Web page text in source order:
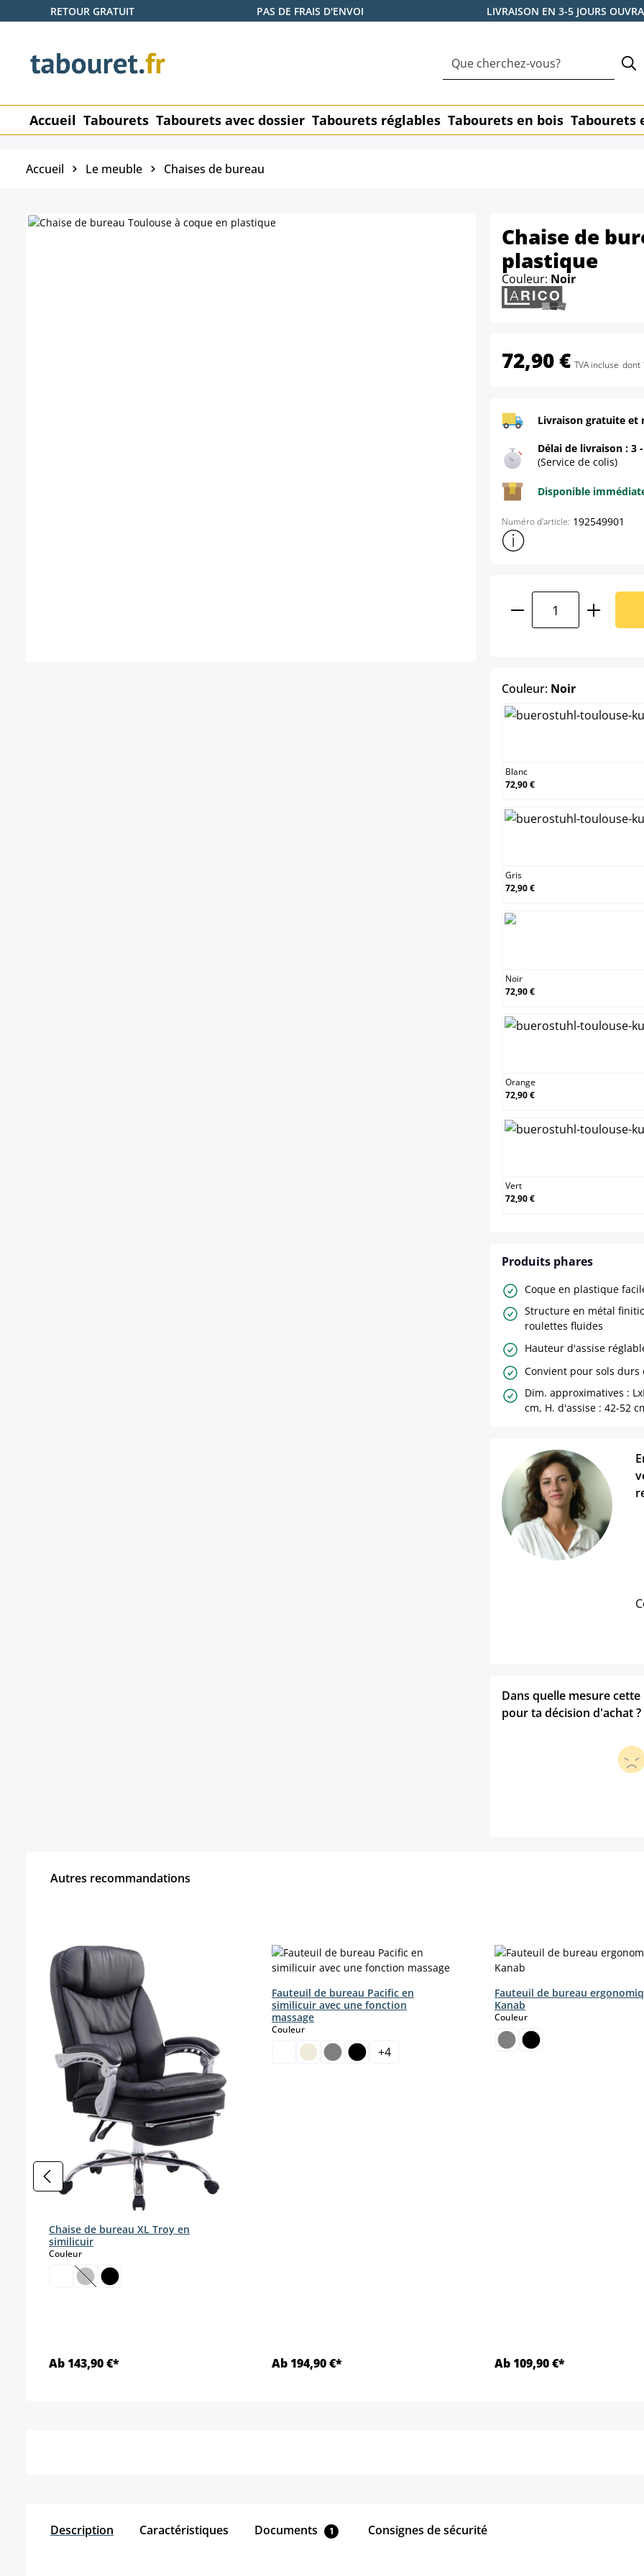
au contenu principal
Passer à la recherche
Passer à la navigation principale
RETOUR GRATUIT PAS DE FRAIS D'ENVOI LIVRAISON EN 3-5 JOURS
Accueil Tabourets Tabourets avec dossier Tabourets réglables Tabourets en bois Tabourets
Accueil Le meuble Chaises de bureau
Chaise de
plastique
Couleur: Noir
72,90 € TVA incluse dont
Livraison gratuite et
Délai de livraison : 3
(Service de colis)
Disponible
Numéro d'article: 192549901
Afficher plus d'informations
Quantité de
Couleur: Noirselect
Blanc
72,90 €
Gris
72,90 €
Noir
72,90 €
Orange
72,90 €
Vert
72,90 €
Produits phares
Coque en plastique
Structure en métal
roulettes fluides
Hauteur d'assise
Convient pour sols durs
Dim. approximatives :
cm, H. d'assise : 42-52
Dans quelle mesure
pour ta décision d'achat ?
Autres recommandations
Chaise de bureau XL Troy en
similicuir
Couleurselect
(Cette option n'est pas disponible pour le moment.)
Ab 143,90 €*
Fauteuil de bureau Pacific en
similicuir avec une fonction
massage
Couleurselect
+4
Ab 194,90 €*
Fauteuil de bureau
Kanab
Couleurselect
Ab 109,90 €*
Description Caractéristiques Documents 1 Consignes de sécurité